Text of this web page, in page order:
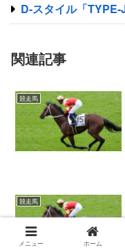
D-スタイル「
関連記事
競走馬
競走馬
メニュー ホーム